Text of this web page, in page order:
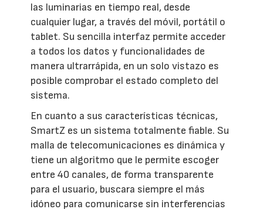
las luminarias en tiempo real, desde
cualquier lugar, a través del móvil, portátil o
tablet. Su sencilla interfaz permite acceder
a todos los datos y funcionalidades de
manera ultrarrápida, en un solo vistazo es
posible comprobar el estado completo del
sistema.
En cuanto a sus características técnicas,
SmartZ es un sistema totalmente fiable. Su
malla de telecomunicaciones es dinámica y
tiene un algoritmo que le permite escoger
entre 40 canales, de forma transparente
para el usuario, buscara siempre el más
idóneo para comunicarse sin interferencias